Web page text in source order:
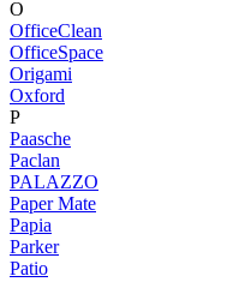
O
OfficeClean
OfficeSpace
Origami
Oxford
P
Paasche
Paclan
PALAZZO
Paper Mate
Papia
Parker
Patio